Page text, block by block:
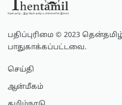
பதிப்புரிமை © 2023
பாதுகாக்கப்பட்டவை.
செய்தி
ஆன்மீகம்